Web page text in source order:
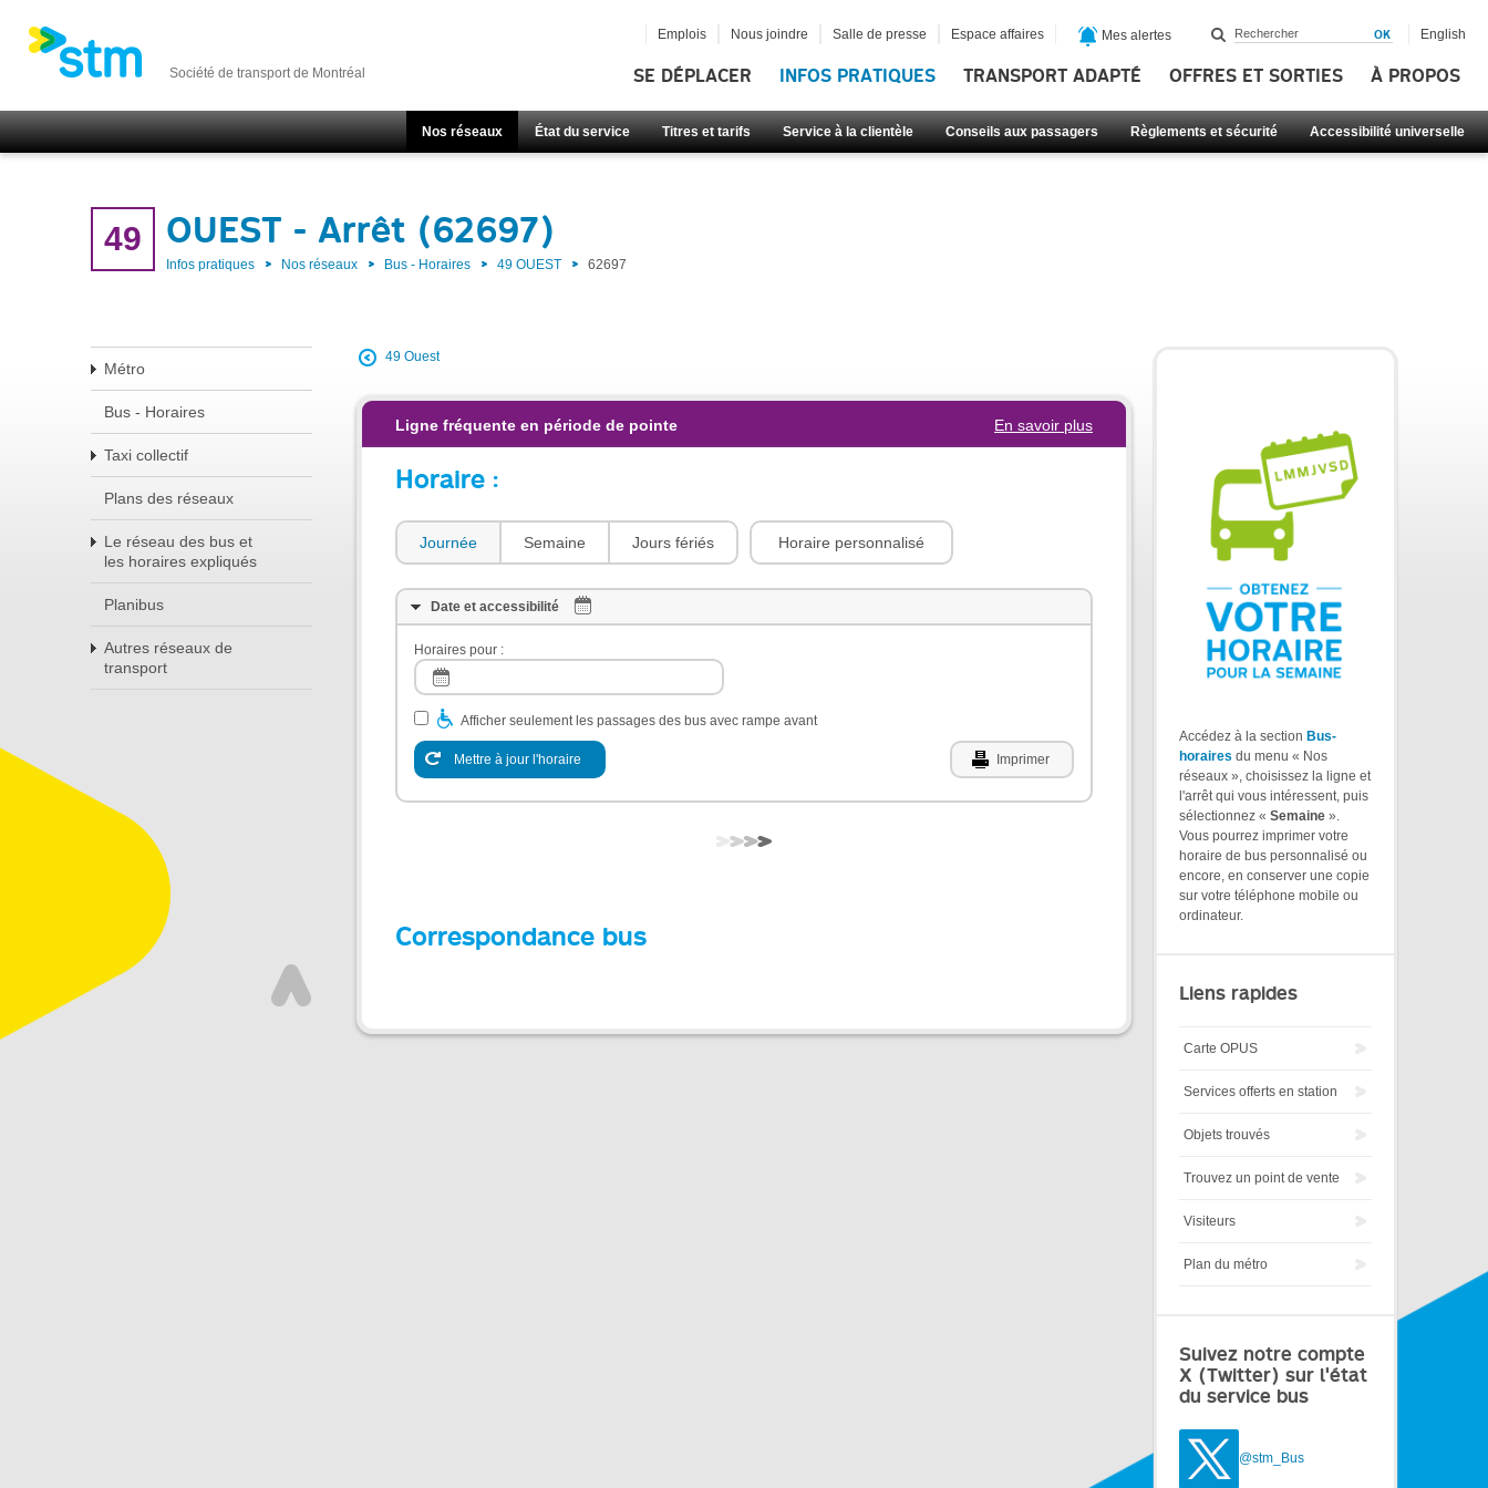
Société de transport de Montréal SE DÉPLACER INFOS PRATIQUES TRANSPORT ADAPTÉ OFFRES ET SORTIES À PROPOS
Nos réseaux État du service Titres et tarifs Service à la clientèle Conseils aux passagers Règlements et sécurité Accessibilité universelle
Emplois Nous joindre Salle de presse Espace affaires Mes alertes English
49 OUEST - Arrêt (62697)
Infos pratiques Nos réseaux Bus - Horaires 49 OUEST 62697
Métro
Bus - Horaires
Taxi collectif
Plans des réseaux
Le réseau des bus et
les horaires expliqués
Planibus
Autres réseaux de
transport
49 Ouest
Ligne fréquente en période de pointe En savoir plus
Horaire :
Journée Semaine Jours fériés Horaire personnalisé
Date et accessibilité
Horaires pour :
Afficher seulement les passages des bus avec rampe avant
Mettre à jour l'horaire Imprimer
Correspondance bus
Accédez à la section Bus-
horaires du menu « Nos
réseaux », choisissez la ligne et
l'arrêt qui vous intéressent, puis
sélectionnez « Semaine ».
Vous pourrez imprimer votre
horaire de bus personnalisé ou
encore, en conserver une copie
sur votre téléphone mobile ou
ordinateur.
Liens rapides
Carte OPUS
Services offerts en station
Objets trouvés
Trouvez un point de vente
Visiteurs
Plan du métro
Suivez notre compte
X (Twitter) sur l'état
du service bus
@stm_Bus